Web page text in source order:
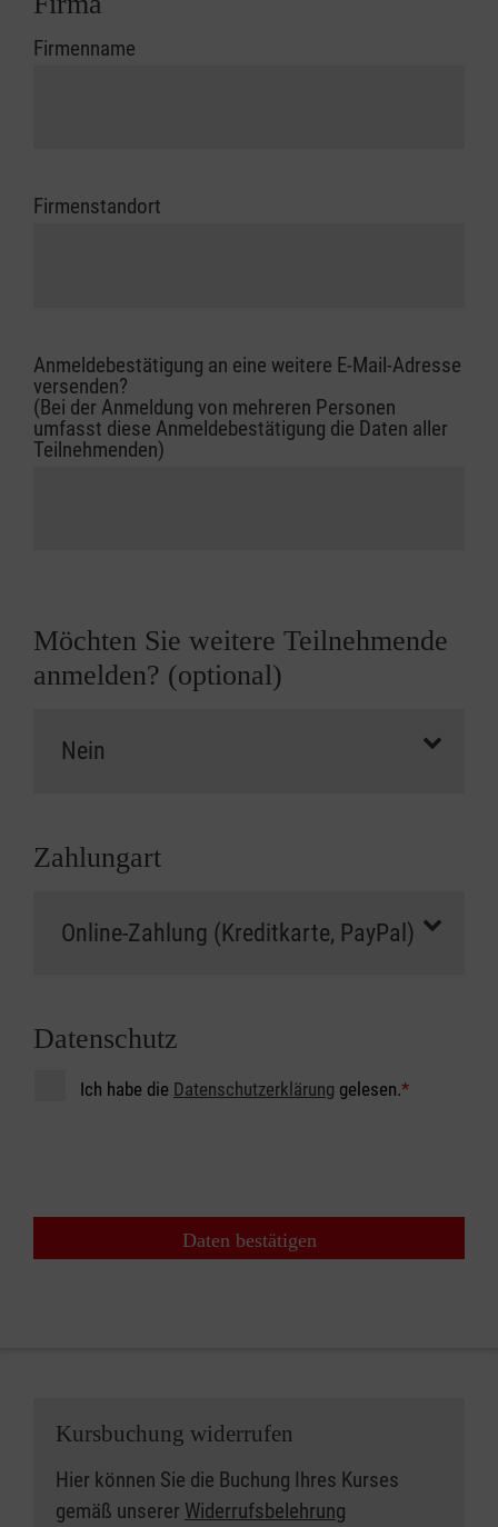
Firmenname
Firmenstandort
Anmeldebestätigung an eine weitere E-Mail-Adresse
versenden?
(Bei der Anmeldung von mehreren Personen
umfasst diese Anmeldebestätigung die Daten aller
Teilnehmenden)
Möchten Sie weitere Teilnehmende
anmelden? (optional)
Zahlungart
Datenschutz
Ich habe die Datenschutzerklärung gelesen.*
Daten bestätigen
Kursbuchung widerrufen
Hier können Sie die Buchung Ihres Kurses
gemäß unserer Widerrufsbelehrung